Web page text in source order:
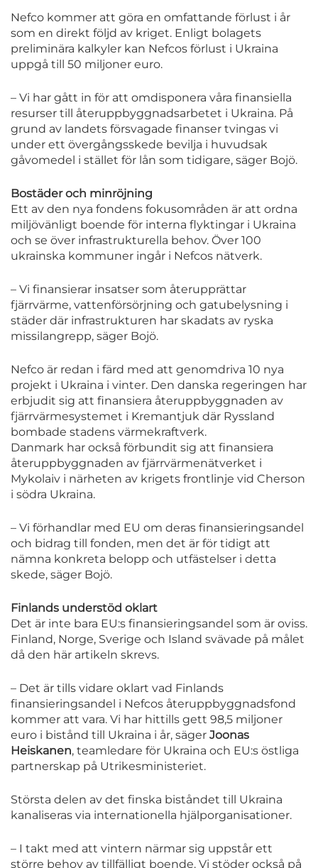
Nefco kommer att göra en omfattande förlust i år
som en direkt följd av kriget. Enligt bolagets
preliminära kalkyler kan Nefcos förlust i Ukraina
uppgå till 50 miljoner euro.
– Vi har gått in för att omdisponera våra finansiella
resurser till återuppbyggnadsarbetet i Ukraina. På
grund av landets försvagade finanser tvingas vi
under ett övergångsskede bevilja i huvudsak
gåvomedel i stället för lån som tidigare, säger Bojö.
Bostäder och minröjning
Ett av den nya fondens fokusområden är att ordna
miljövänligt boende för interna flyktingar i Ukraina
och se över infrastrukturella behov. Över 100
ukrainska kommuner ingår i Nefcos nätverk.
– Vi finansierar insatser som återupprättar
fjärrvärme, vattenförsörjning och gatubelysning i
städer där infrastrukturen har skadats av ryska
missilangrepp, säger Bojö.
Nefco är redan i färd med att genomdriva 10 nya
projekt i Ukraina i vinter. Den danska regeringen har
erbjudit sig att finansiera återuppbyggnaden av
fjärrvärmesystemet i Kremantjuk där Ryssland
bombade stadens värmekraftverk.
Danmark har också förbundit sig att finansiera
återuppbyggnaden av fjärrvärmenätverket i
Mykolaiv i närheten av krigets frontlinje vid Cherson
i södra Ukraina.
– Vi förhandlar med EU om deras finansieringsandel
och bidrag till fonden, men det är för tidigt att
nämna konkreta belopp och utfästelser i detta
skede, säger Bojö.
Finlands understöd oklart
Det är inte bara EU:s finansieringsandel som är oviss.
Finland, Norge, Sverige och Island svävade på målet
då den här artikeln skrevs.
– Det är tills vidare oklart vad Finlands
finansieringsandel i Nefcos återuppbyggnadsfond
kommer att vara. Vi har hittills gett 98,5 miljoner
euro i bistånd till Ukraina i år, säger Joonas
Heiskanen, teamledare för Ukraina och EU:s östliga
partnerskap på Utrikesministeriet.
Största delen av det finska biståndet till Ukraina
kanaliseras via internationella hjälporganisationer.
– I takt med att vintern närmar sig uppstår ett
större behov av tillfälligt boende. Vi stöder också på